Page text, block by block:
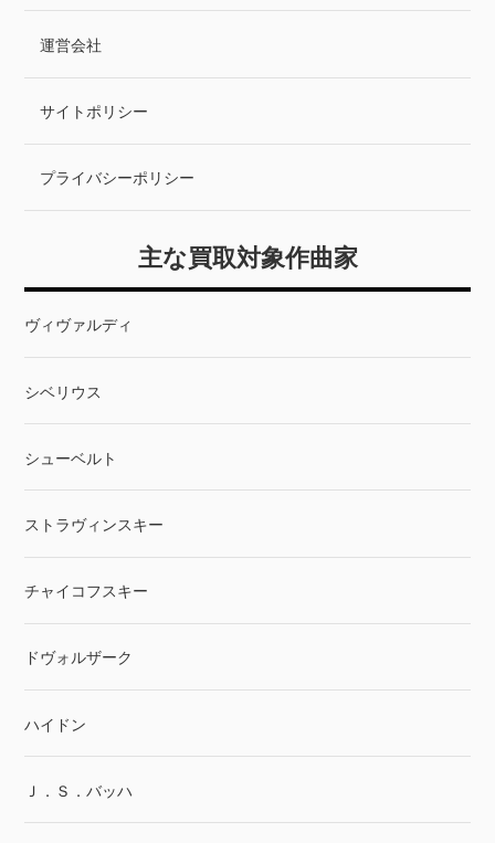
運営会社
サイトポリシー
プライバシーポリシー
主な買取対象作曲家
ヴィヴァルディ
シベリウス
シューベルト
ストラヴィンスキー
チャイコフスキー
ドヴォルザーク
ハイドン
Ｊ．Ｓ．バッハ